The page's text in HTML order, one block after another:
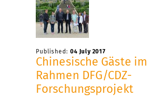
Published: 04 July 2017
Chinesische Gäste im
Rahmen DFG/CDZ-
Forschungsprojekt